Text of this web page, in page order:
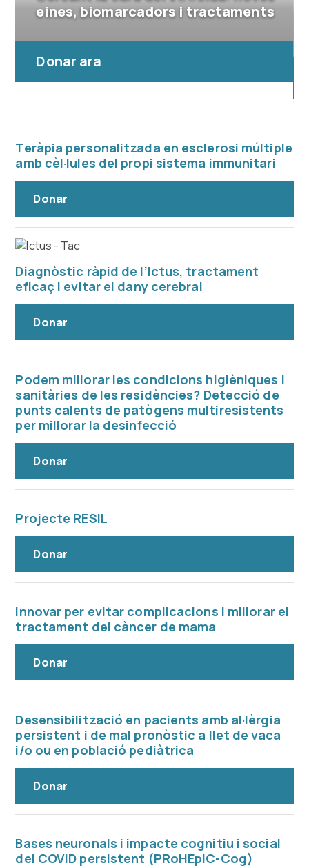
eines, biomarcadors i tractaments
Donar ara
Teràpia personalitzada en esclerosi múltiple
amb cèl·lules del propi sistema immunitari
Donar
Diagnòstic ràpid de l’Ictus, tractament
eficaç i evitar el dany cerebral
Donar
Podem millorar les condicions higièniques i
sanitàries de les residències? Detecció de
punts calents de patògens multiresistents
per millorar la desinfecció
Donar
Projecte RESIL
Donar
Innovar per evitar complicacions i millorar el
tractament del càncer de mama
Donar
Desensibilització en pacients amb al·lèrgia
persistent i de mal pronòstic a llet de vaca
i/o ou en població pediàtrica
Donar
Bases neuronals i impacte cognitiu i social
del COVID persistent (PRoHEpiC-Cog)